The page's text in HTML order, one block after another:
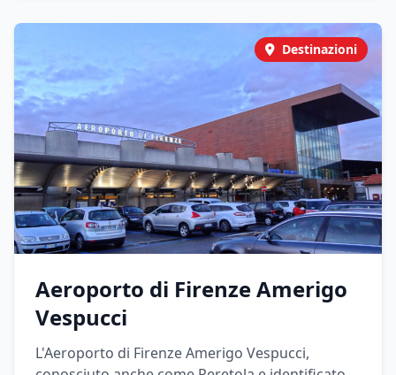
Destinazioni
Aeroporto di Firenze Amerigo
Vespucci
L'Aeroporto di Firenze Amerigo Vespucci,